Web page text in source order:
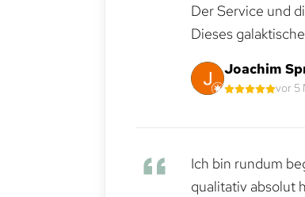
Der Service und
Dieses
Joachim
vor 5
Ich bin rundum
qualitativ absolut